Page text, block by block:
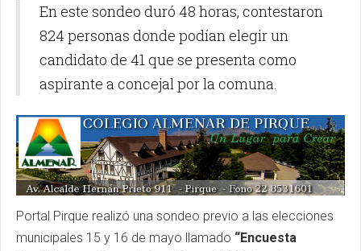
En este sondeo duró 48 horas, contestaron
824 personas donde podían elegir un
candidato de 41 que se presenta como
aspirante a concejal por la comuna.
Portal Pirque realizó una sondeo previo a las elecciones
municipales 15 y 16 de mayo llamado “Encuesta